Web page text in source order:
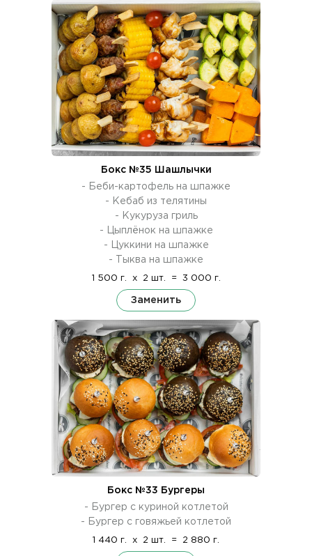
Бокс №35 Шашлычки
- Беби-картофель на шпажке
- Кебаб из телятины
- Кукуруза гриль
- Цыплёнок на шпажке
- Цуккини на шпажке
- Тыква на шпажке
1 500 г. x 2 шт. = 3 000 г.
Заменить
Бокс №33 Бургеры
- Бургер с куриной котлетой
- Бургер с говяжьей котлетой
1 440 г. x 2 шт. = 2 880 г.